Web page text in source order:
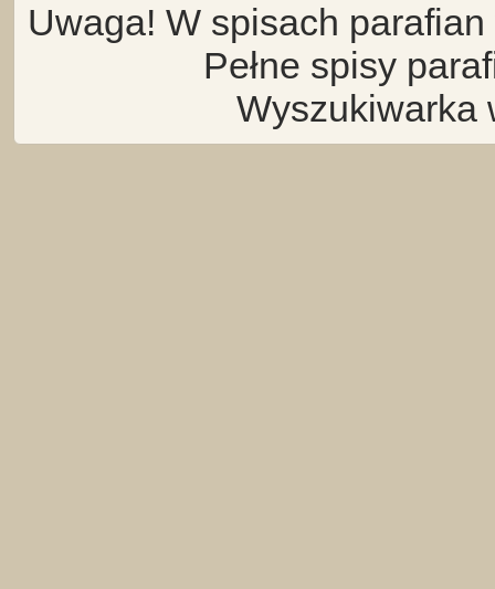
Uwaga! W spisach
Pełne spisy
Wyszukiwarka